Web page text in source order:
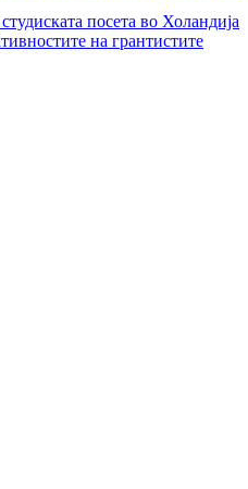
посета во Холандија
на грантистите